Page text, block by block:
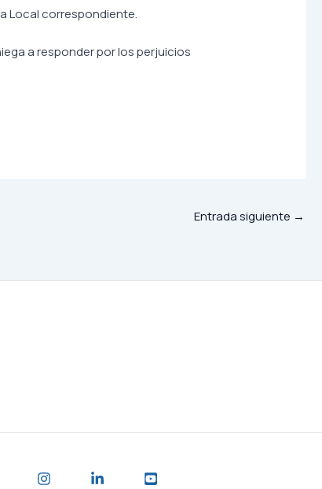
Local correspondiente.
a responder por los perjuicios
Entrada siguiente →